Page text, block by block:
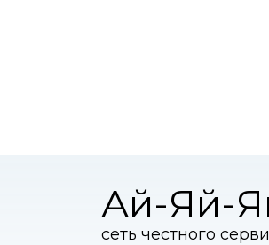
Ай-Яй-
сеть честного